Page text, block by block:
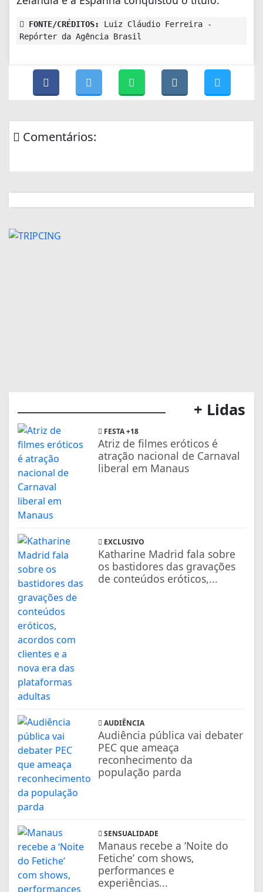
FONTE/CRÉDITOS:
Luiz Cláudio Ferreira -
Repórter da Agência Brasil
Comentários:
+ Lidas
FESTA +18
Atriz de filmes eróticos é
atração nacional de Carnaval
liberal em Manaus
EXCLUSIVO
Katharine Madrid fala sobre
os bastidores das gravações
de conteúdos eróticos,...
AUDIÊNCIA
Audiência pública vai debater
PEC que ameaça
reconhecimento da
população parda
SENSUALIDADE
Manaus recebe a ‘Noite do
Fetiche’ com shows,
performances e
experiências...